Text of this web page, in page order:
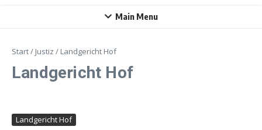
Main Menu
Start/ Justiz / Landgericht Hof
Landgericht Hof
Landgericht Hof